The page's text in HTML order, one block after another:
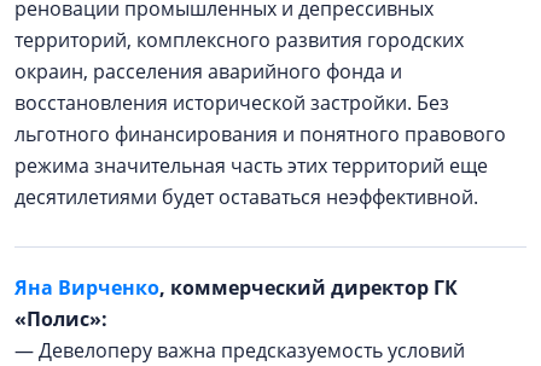
реновации промышленных и депрессивных
территорий, комплексного развития городских
окраин, расселения аварийного фонда и
восстановления исторической застройки. Без
льготного финансирования и понятного правового
режима значительная часть этих территорий еще
десятилетиями будет оставаться неэффективной.
Яна Вирченко, коммерческий директор ГК
«Полис»:
— Девелоперу важна предсказуемость условий